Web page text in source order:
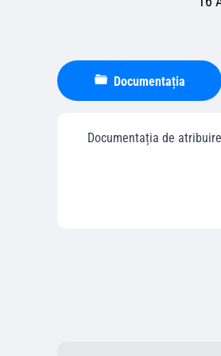
Documentația
Documentația de